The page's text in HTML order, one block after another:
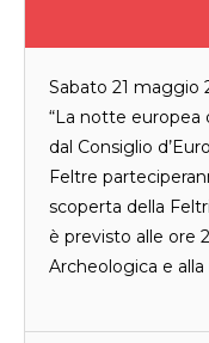
Sabato 21 maggio
“La notte europea
dal Consiglio
Feltre
scoperta della
è previsto alle ore
Archeologica e alla